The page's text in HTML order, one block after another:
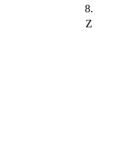
8.
Z